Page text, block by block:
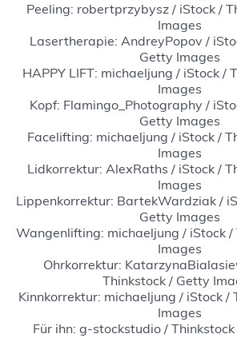
Peeling: robertprzybysz / iStock /
Images
Lasertherapie: AndreyPopov /
Getty Images
HAPPY LIFT: michaeljung / iStock /
Images
Kopf: Flamingo_Photography /
Getty Images
Facelifting: michaeljung / iStock /
Images
Lidkorrektur: AlexRaths / iStock /
Images
Lippenkorrektur: BartekWardziak /
Getty Images
Wangenlifting: michaeljung / iStock /
Images
Ohrkorrektur:
Thinkstock / Getty
Kinnkorrektur: michaeljung / iStock /
Images
Für ihn: g-stockstudio /